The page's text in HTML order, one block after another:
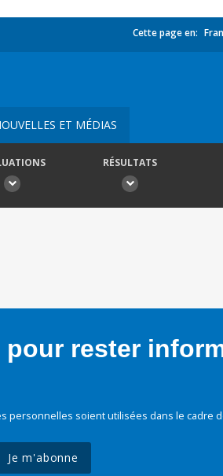
Cette page en:
ET MÉDIAS
RÉSULTATS
rester
personnelles soient utilisées dans le cadre
Je m'abonne